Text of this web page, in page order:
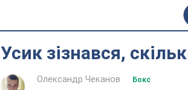
Усик зізнався,
Олександр Чеканов
Бокс